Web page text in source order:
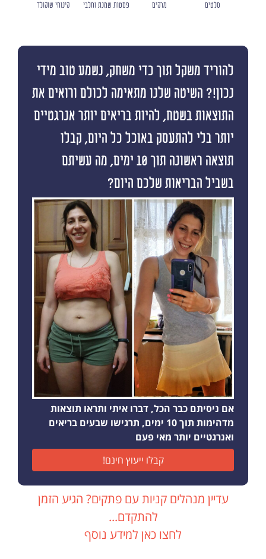
סלטים מרקים פסטות שמנת וחלבי קינוחי שוקולד
להוריד משקל תוך כדי משחק, נשמע טוב מידי
נכון!? השיטה שלנו מתאימה לכולם ורואים את
התוצאות בשטח, להיות בריאים יותר אנרגטיים
יותר בלי להתעסק באוכל כל היום, קבלו
תוצאה ראשונה תוך 10 ימים, מה עשיתם
בשביל הבריאות שלכם היום?
אם ניסיתם כבר הכל, דברו איתי ותראו תוצאות
מדהימות תוך 10 ימים, תרגישו שבעים בריאים
ואנרגטיים יותר מאי פעם
קבלו ייעוץ חינם!
עדיין מנהלים קניות עם פתקים? הגיע הזמן
להתקדם...
לחצו כאן למידע נוסף